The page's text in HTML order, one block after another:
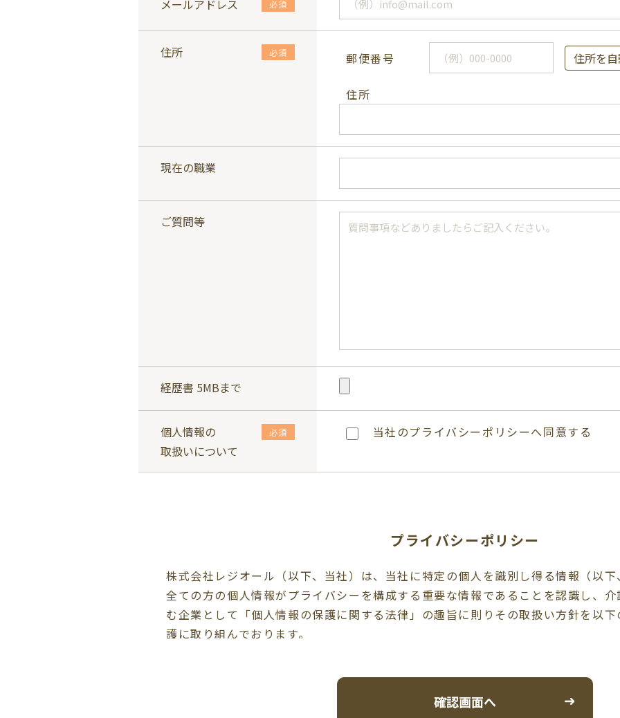
メールアドレス 必須
住所 必須 郵便番号 住所を
住所
現在の職業
ご質問等
経歴書 5MBまで
個人情報の
取扱いについて
必須 当社のプライバシーポリシーへ同意する
プライバシーポリシー
株式会社レジオール（以下、当社）は、当社に特定の個人を識別し得る情報（以
全ての方の個人情報がプライバシーを構成する重要な情報であることを認識し、
む企業として「個人情報の保護に関する法律」の趣旨に則りその取扱い方針を以
護に取り組んでおります。
び当社内部規則に従い、適切なセキュリティを施した環境で個人情報を厳重に管理
確認画面へ